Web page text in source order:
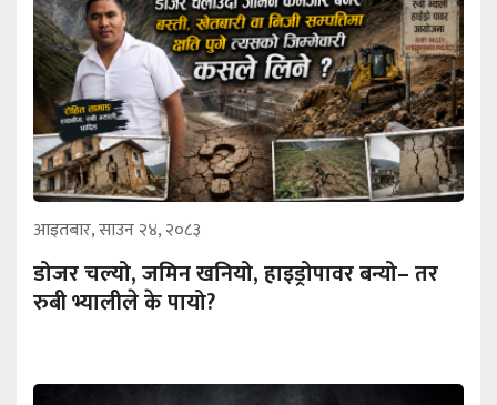
आइतबार, साउन २४, २०८३
डोजर चल्यो, जमिन खनियो, हाइड्रोपावर बन्यो– तर
रुबी भ्यालीले के पायो?